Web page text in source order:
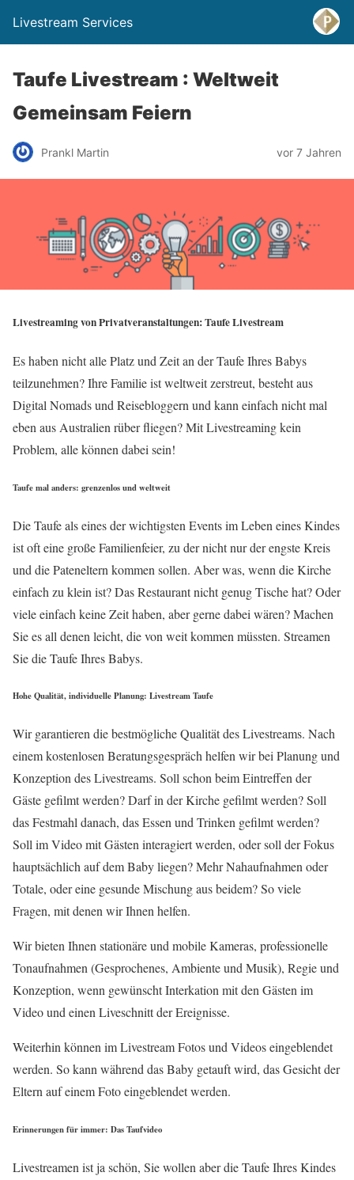
Livestream Services
Taufe Livestream : Weltweit
Gemeinsam Feiern
Prankl Martin vor 7 Jahren
Livestreaming von Privatveranstaltungen: Taufe Livestream
Es haben nicht alle Platz und Zeit an der Taufe Ihres Babys
teilzunehmen? Ihre Familie ist weltweit zerstreut, besteht aus
Digital Nomads und Reisebloggern und kann einfach nicht mal
eben aus Australien rüber fliegen? Mit Livestreaming kein
Problem, alle können dabei sein!
Taufe mal anders: grenzenlos und weltweit
Die Taufe als eines der wichtigsten Events im Leben eines Kindes
ist oft eine große Familienfeier, zu der nicht nur der engste Kreis
und die Pateneltern kommen sollen. Aber was, wenn die Kirche
einfach zu klein ist? Das Restaurant nicht genug Tische hat? Oder
viele einfach keine Zeit haben, aber gerne dabei wären? Machen
Sie es all denen leicht, die von weit kommen müssten. Streamen
Sie die Taufe Ihres Babys.
Hohe Qualität, individuelle Planung: Livestream Taufe
Wir garantieren die bestmögliche Qualität des Livestreams. Nach
einem kostenlosen Beratungsgespräch helfen wir bei Planung und
Konzeption des Livestreams. Soll schon beim Eintreffen der
Gäste gefilmt werden? Darf in der Kirche gefilmt werden? Soll
das Festmahl danach, das Essen und Trinken gefilmt werden?
Soll im Video mit Gästen interagiert werden, oder soll der Fokus
hauptsächlich auf dem Baby liegen? Mehr Nahaufnahmen oder
Totale, oder eine gesunde Mischung aus beidem? So viele
Fragen, mit denen wir Ihnen helfen.
Wir bieten Ihnen stationäre und mobile Kameras, professionelle
Tonaufnahmen (Gesprochenes, Ambiente und Musik), Regie und
Konzeption, wenn gewünscht Interkation mit den Gästen im
Video und einen Liveschnitt der Ereignisse.
Weiterhin können im Livestream Fotos und Videos eingeblendet
werden. So kann während das Baby getauft wird, das Gesicht der
Eltern auf einem Foto eingeblendet werden.
Erinnerungen für immer: Das Taufvideo
Livestreamen ist ja schön, Sie wollen aber die Taufe Ihres Kindes